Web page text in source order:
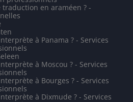
traduction en araméen ? -
à Panama ? - Services
à Moscou ? - Services
à Bourges ? - Services
à Dixmude ? - Services